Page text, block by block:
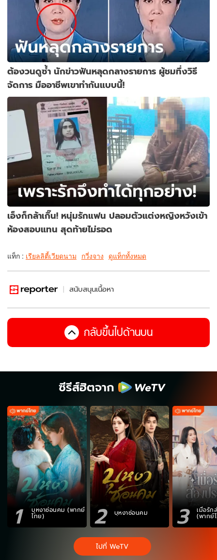
ต้องวนดูซ้ำ นักข่าวฟันหลุดกลางรายการ ผู้ชมทึ่งวิธี
จัดการ มืออาชีพเขาทำกันแบบนี้!
เอ็งก็กล้าเกิ๊น! หนุ่มรักแฟน ปลอมตัวแต่งหญิงหวังเข้า
ห้องสอบแทน สุดท้ายไม่รอด
แท็ก : เรียลลิตี้เวียดนาม กวี่งจาง ดูแท็กทั้งหมด
สนับสนุนเนื้อหา
กลับขึ้นไปด้านบน
ซีรีส์ฮิตจาก
1 บุหงาซ่อนคม (พากย์
ไทย) 2 บุหงาซ่อนคม 3 เมื่อรัก
(พากย์
ไปที่ WeTV